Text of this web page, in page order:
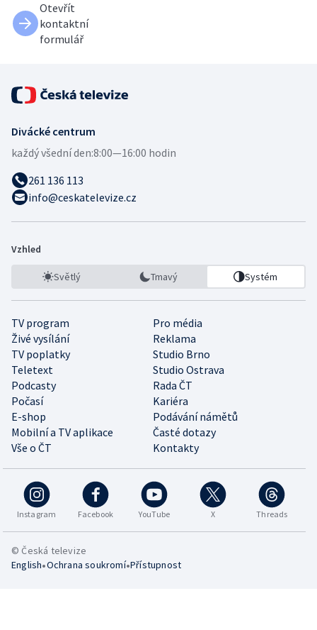
Otevřít
kontaktní
formulář
Divácké centrum
každý všední den:8:00—16:00 hodin
261 136 113
info@ceskatelevize.cz
Vzhled
Světlý Tmavý Systém
TV program
Pro média
Živé vysílání
Reklama
TV poplatky
Studio Brno
Teletext
Studio Ostrava
Podcasty
Rada ČT
Počasí
Kariéra
E-shop
Podávání námětů
Mobilní a TV aplikace
Časté dotazy
Vše o ČT
Kontakty
Instagram Facebook YouTube X Threads
© Česká televize
English•Ochrana soukromí•Přístupnost